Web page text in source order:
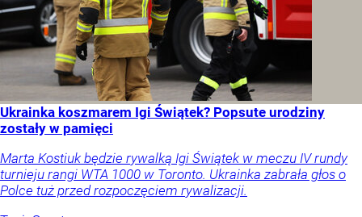
Ukrainka koszmarem Igi Świątek? Popsute urodziny
zostały w pamięci
Marta Kostiuk będzie rywalką Igi Świątek w meczu IV rundy
turnieju rangi WTA 1000 w Toronto. Ukrainka zabrała głos o
Polce tuż przed rozpoczęciem rywalizacji.